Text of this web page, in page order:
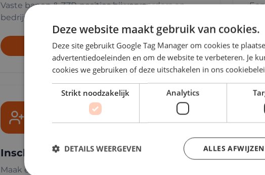
Vaste banen & ZZP-posities bij vervoerders en
bedrijven.
Bekijk
Inschrijven
Maak een profiel aan en word gematcht op
Deze website maakt gebruik van cookies.
Deze site gebruikt Google Tag Manager om cookies te
advertentiedoeleinden en om de website te verbeteren. Je
cookies we gebruiken of deze uitschakelen in ons
Strikt noodzakelijk Analytics
ALLES AFWIJZEN
DETAILS WEERGEVEN